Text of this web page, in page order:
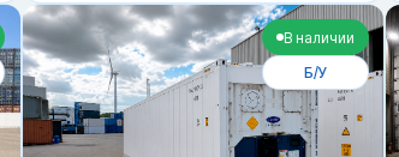
В наличии
Б/У